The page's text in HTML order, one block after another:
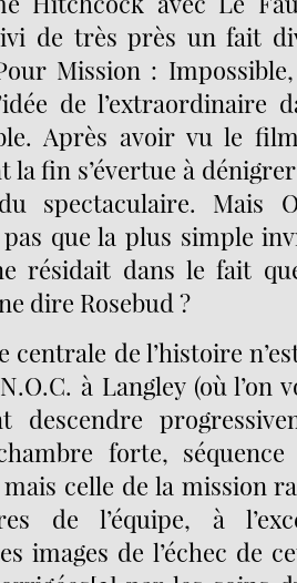
de très près un fait
Mission :
de l’extraordinaire
Après avoir vu le
la fin s’évertue à
spectaculaire. Mais
que la plus simple
résidait dans le fait
dire Rosebud ?
centrale de l’histoire
à Langley (où l’on
descendre
forte,
celle de la mission
de l’équipe, à
images de l’échec de